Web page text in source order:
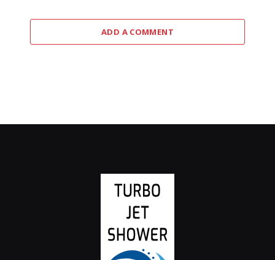
ADD A COMMENT